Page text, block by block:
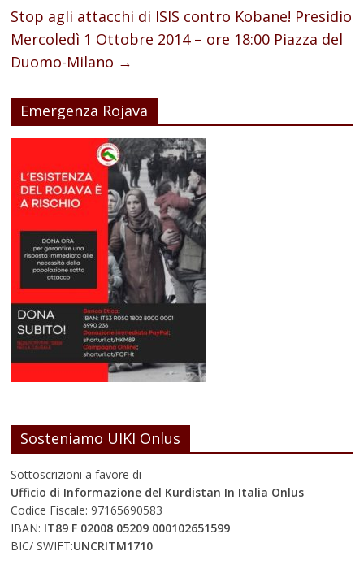
Stop agli attacchi di ISIS contro Kobane! Presidio
Mercoledì 1 Ottobre 2014 – ore 18:00 Piazza del
Duomo-Milano →
Emergenza Rojava
Sosteniamo UIKI Onlus
Sottoscrizioni a favore di
Ufficio di Informazione del Kurdistan In Italia Onlus
Codice Fiscale: 97165690583
IBAN: IT89 F 02008 05209 000102651599
BIC/ SWIFT:UNCRITM1710